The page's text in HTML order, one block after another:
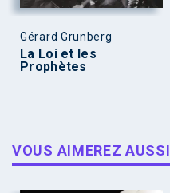
Gérard Grunberg
La Loi et les
Prophètes
VOUS AIMEREZ AUSSI